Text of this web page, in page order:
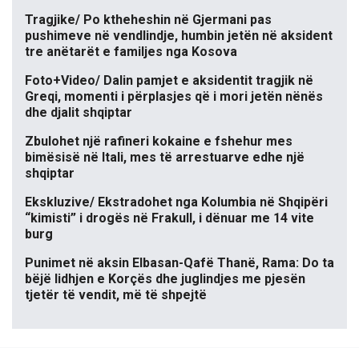
Tragjike/ Po ktheheshin në Gjermani pas
pushimeve në vendlindje, humbin jetën në aksident
tre anëtarët e familjes nga Kosova
Foto+Video/ Dalin pamjet e aksidentit tragjik në
Greqi, momenti i përplasjes që i mori jetën nënës
dhe djalit shqiptar
Zbulohet një rafineri kokaine e fshehur mes
bimësisë në Itali, mes të arrestuarve edhe një
shqiptar
Ekskluzive/ Ekstradohet nga Kolumbia në Shqipëri
“kimisti” i drogës në Frakull, i dënuar me 14 vite
burg
Punimet në aksin Elbasan-Qafë Thanë, Rama: Do ta
bëjë lidhjen e Korçës dhe juglindjes me pjesën
tjetër të vendit, më të shpejtë